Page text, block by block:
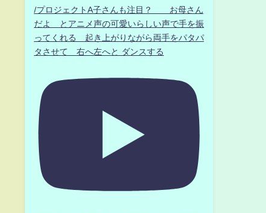
/プロジェクトA子さんも注目？ お母さん
だよ とアニメ声の可愛いらしい声で手を振
ってくれる 起き上がりながら両手をパタパ
タさせて 右へ左へと ダンスする